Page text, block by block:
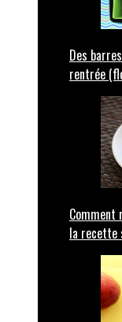
Des
rentrée
Comment
la recette